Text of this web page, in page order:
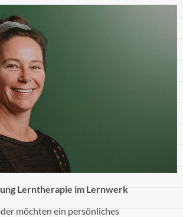
Lerntherapie im Lernwerk
möchten ein persönliches